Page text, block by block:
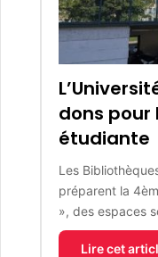
dons
étudiante
Les
préparent la
», des espaces
Lire cet